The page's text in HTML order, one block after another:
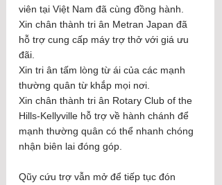
viên tại Việt Nam đã cùng đồng hành.
Xin chân thành tri ân Metran Japan đã
hỗ trợ cung cấp máy trợ thở với giá ưu
đãi.
Xin tri ân tấm lòng từ ái của các mạnh
thường quân từ khắp mọi nơi.
Xin chân thành tri ân Rotary Club of the
Hills-Kellyville hỗ trợ về hành chánh để
mạnh thường quân có thể nhanh chóng
nhận biên lai đóng góp.
Qũy cứu trợ vẫn mở để tiếp tục đón